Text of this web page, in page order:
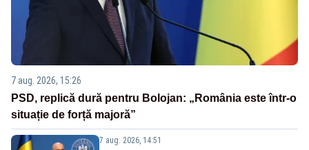
7 aug. 2026, 15:26
PSD, replică dură pentru Bolojan: „România este într-o
situație de forță majoră”
7 aug. 2026, 14:51